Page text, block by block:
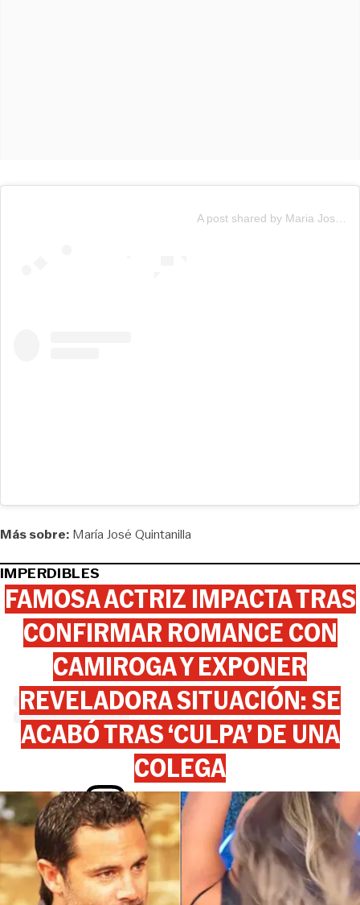
View this post on Instagram
A post shared by Maria Jose Quintanilla (@mjqoficial)
Más sobre: María José Quintanilla
IMPERDIBLES
FAMOSA ACTRIZ IMPACTA TRAS
CONFIRMAR ROMANCE CON
CAMIROGA Y EXPONER
REVELADORA SITUACIÓN: SE
ACABÓ TRAS ‘CULPA’ DE UNA
COLEGA